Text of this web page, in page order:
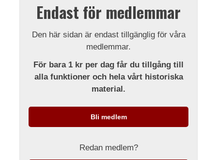
Endast för medlemmar
Den här sidan är endast tillgänglig för våra
medlemmar.
För bara 1 kr per dag får du tillgång till
alla funktioner och hela vårt historiska
material.
Bli medlem
Redan medlem?